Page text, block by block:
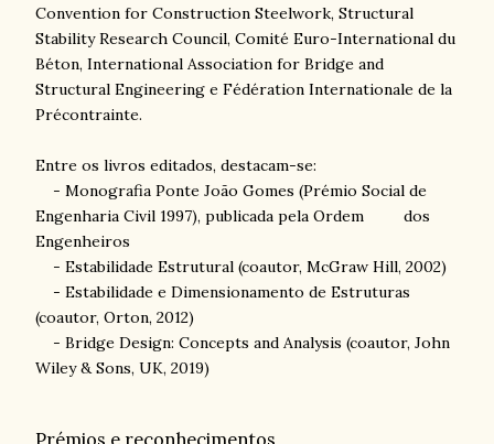
Convention for Construction Steelwork, Structural
Stability Research Council, Comité Euro-International du
Béton, International Association for Bridge and
Structural Engineering e Fédération Internationale de la
Précontrainte.
Entre os livros editados, destacam-se:
- Monografia Ponte João Gomes (Prémio Social de
Engenharia Civil 1997), publicada pela Ordem
dos
Engenheiros
- Estabilidade Estrutural (coautor, McGraw Hill, 2002)
- Estabilidade e Dimensionamento de Estruturas
(coautor, Orton, 2012)
- Bridge Design: Concepts and Analysis (coautor, John
Wiley & Sons, UK, 2019)
Prémios e reconhecimentos